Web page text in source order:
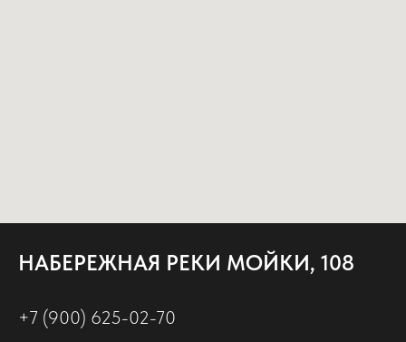
НАБЕРЕЖНАЯ РЕКИ МОЙКИ, 108
+7 (900) 625-02-70